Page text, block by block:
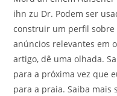
ihn zu Dr. Podem ser
construir um perfil sobre
anúncios relevantes em
artigo, dê uma olhada.
para a próxima vez que
para a praia. Saiba mais